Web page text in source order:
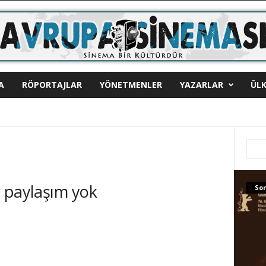
RÖPORTAJLAR YÖNETMENLER YAZARLAR
yok